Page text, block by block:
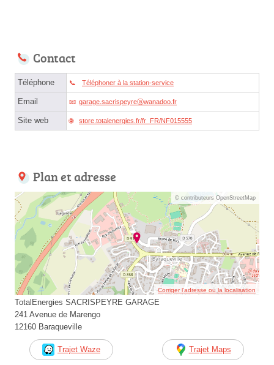
Contact
Téléphone Téléphoner à la station-service
Email garage.sacrispeyreⓐwanadoo.fr
Site web store.totalenergies.fr/fr_FR/NF015555
Plan et adresse
© contributeurs OpenStreetMap
Corriger l’adresse ou la localisation
TotalEnergies SACRISPEYRE GARAGE
241 Avenue de Marengo
12160 Baraqueville
Trajet Waze Trajet Maps